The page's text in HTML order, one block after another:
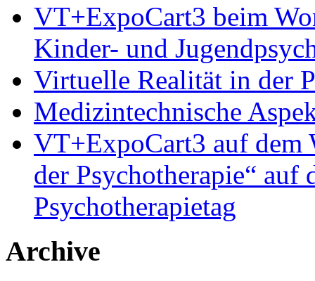
VT+ExpoCart3 beim
Kinder- und
Virtuelle Realität in der
Medizintechnische
VT+ExpoCart3 auf dem
der Psychotherapie“ auf
Psychotherapietag
Archive